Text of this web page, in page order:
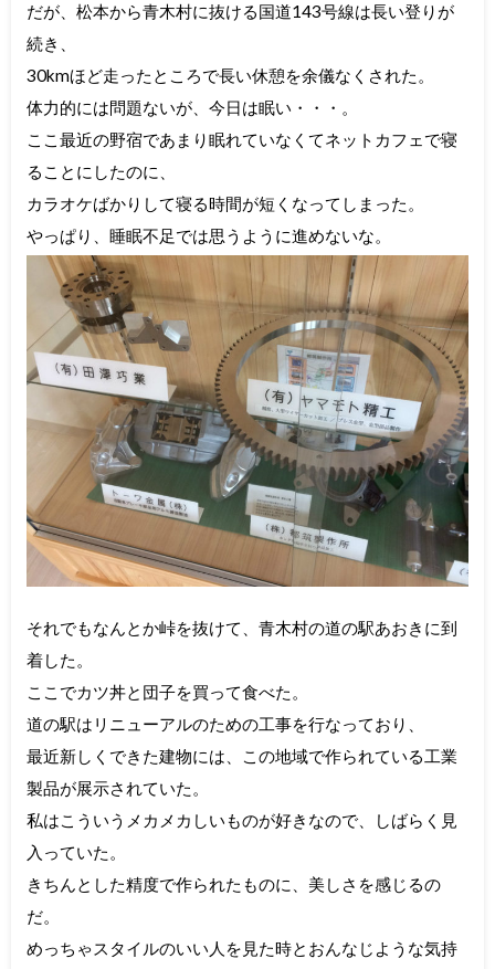
だが、松本から青木村に抜ける国道143号線は長い登りが
続き、
30kmほど走ったところで長い休憩を余儀なくされた。
体力的には問題ないが、今日は眠い・・・。
ここ最近の野宿であまり眠れていなくてネットカフェで寝
ることにしたのに、
カラオケばかりして寝る時間が短くなってしまった。
やっぱり、睡眠不足では思うように進めないな。
それでもなんとか峠を抜けて、青木村の道の駅あおきに到
着した。
ここでカツ丼と団子を買って食べた。
道の駅はリニューアルのための工事を行なっており、
最近新しくできた建物には、この地域で作られている工業
製品が展示されていた。
私はこういうメカメカしいものが好きなので、しばらく見
入っていた。
きちんとした精度で作られたものに、美しさを感じるの
だ。
めっちゃスタイルのいい人を見た時とおんなじような気持